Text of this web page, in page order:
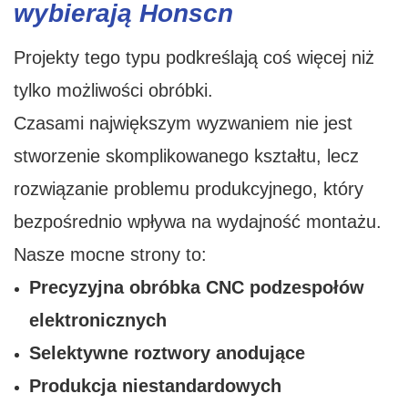
wybierają Honscn
Projekty tego typu podkreślają coś więcej niż
tylko możliwości obróbki.
Czasami największym wyzwaniem nie jest
stworzenie skomplikowanego kształtu, lecz
rozwiązanie problemu produkcyjnego, który
bezpośrednio wpływa na wydajność montażu.
Nasze mocne strony to:
Precyzyjna obróbka CNC podzespołów
elektronicznych
Selektywne roztwory anodujące
Produkcja niestandardowych